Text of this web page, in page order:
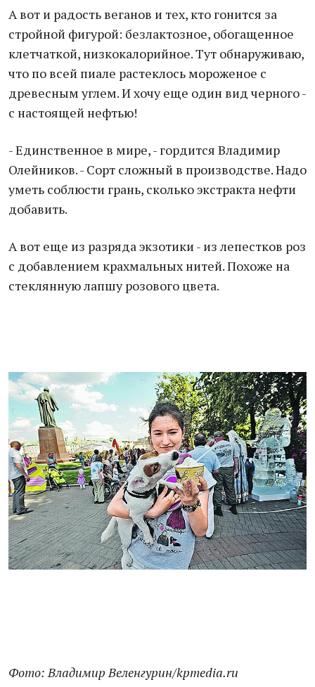
А вот и радость веганов и тех, кто гонится за
стройной фигурой: безлактозное, обогащенное
клетчаткой, низкокалорийное. Тут обнаруживаю,
что по всей пиале растеклось мороженое с
древесным углем. И хочу еще один вид черного -
с настоящей нефтью!
- Единственное в мире, - гордится Владимир
Олейников. - Сорт сложный в производстве. Надо
уметь соблюсти грань, сколько экстракта нефти
добавить.
А вот еще из разряда экзотики - из лепестков роз
с добавлением крахмальных нитей. Похоже на
стеклянную лапшу розового цвета.
Фото: Владимир Веленгурин/kpmedia.ru